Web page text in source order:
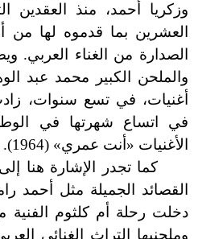
وزكريا أحمد، منذ العقدين
العشرين بما قدموه لها من
الصدارة من الغناء العربي.
والملحن الكبير محمد عبد
أغنيات، في تسع سنوات،
في اتساع شهرتها في
الأغنيات «أنت عمري» (1964).
كما تجدر الإشارة هنا
القصائد الجميلة مثل أحمد
دخلت رحلة أم كلثوم الفنية
وملحنيها التراث الغنائي